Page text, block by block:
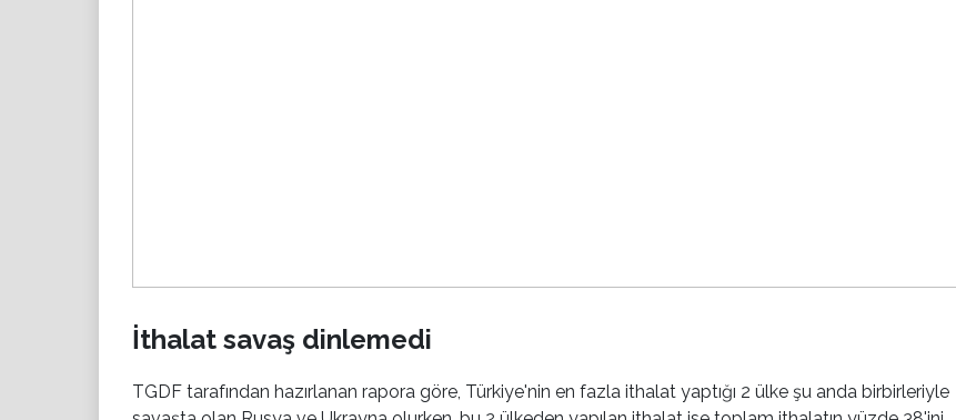
İthalat savaş dinlemedi
TGDF tarafından hazırlanan rapora göre, Türkiye'nin en fazla ithalat yaptığı 2 ülke şu anda birbirleriyle